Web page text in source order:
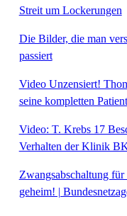
Streit um Lockerungen
Die Bilder, die man
passiert
Video Unzensiert!
seine kompletten
Video: T. Krebs 17
Verhalten der Klinik
Zwangsabschaltung
geheim! |